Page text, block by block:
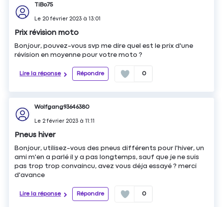
TiBo75
Le 20 février 2023 à13:01
Prix révision moto
Bonjour, pouvez-vous svp me dire quel est le prix d'une
révision en moyenne pour votre moto ?
Lire la réponse Répondre 0
Wolfgang93646380
Le 2 février 2023 à11:11
Pneus hiver
Bonjour, utilisez-vous des pneus différents pour l'hiver, un
ami m'en a parlé il y a pas longtemps, sauf que je ne suis
pas trop trop convaincu, avez vous déja essayé ? merci
d'avance
Lire la réponse Répondre 0